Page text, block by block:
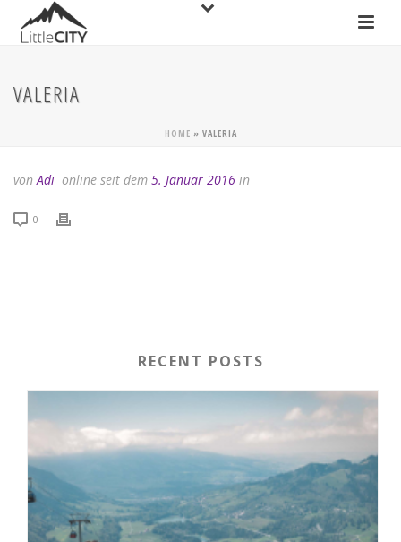
VALERIA
HOME » VALERIA
vonAdi online seit dem 5. Januar 2016 in
0
RECENT POSTS